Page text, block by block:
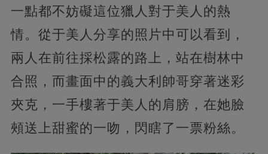
一點都不妨礙這位獵人對于美人的熱
情。從于美人分享的照片中可以看到，
兩人在前往採松露的路上，站在樹林中
合照，而畫面中的義大利帥哥穿著迷彩
夾克，一手樓著于美人的肩膀，在她臉
頰送上甜蜜的一吻，閃瞎了一票粉絲。